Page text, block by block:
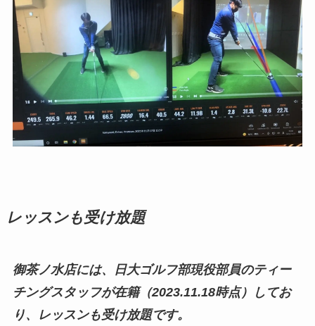
レッスンも受け放題
御茶ノ水店には、日大ゴルフ部現役部員のティー
チングスタッフが在籍（2023.11.18時点）してお
り、レッスンも受け放題です。